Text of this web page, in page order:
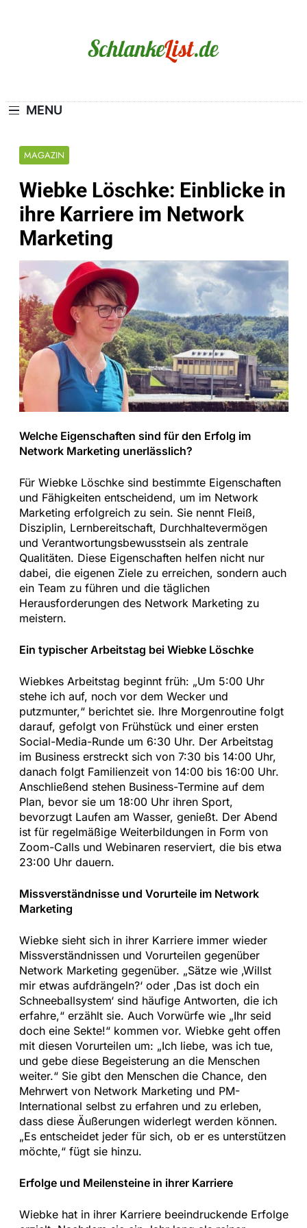
MENU
MAGAZIN
Wiebke Löschke: Einblicke in
ihre Karriere im Network
Marketing
Welche Eigenschaften sind für den Erfolg im
Network Marketing unerlässlich?
Für Wiebke Löschke sind bestimmte Eigenschaften
und Fähigkeiten entscheidend, um im Network
Marketing erfolgreich zu sein. Sie nennt Fleiß,
Disziplin, Lernbereitschaft, Durchhaltevermögen
und Verantwortungsbewusstsein als zentrale
Qualitäten. Diese Eigenschaften helfen nicht nur
dabei, die eigenen Ziele zu erreichen, sondern auch
ein Team zu führen und die täglichen
Herausforderungen des Network Marketing zu
meistern.
Ein typischer Arbeitstag bei Wiebke Löschke
Wiebkes Arbeitstag beginnt früh: „Um 5:00 Uhr
stehe ich auf, noch vor dem Wecker und
putzmunter,“ berichtet sie. Ihre Morgenroutine folgt
darauf, gefolgt von Frühstück und einer ersten
Social-Media-Runde um 6:30 Uhr. Der Arbeitstag
im Business erstreckt sich von 7:30 bis 14:00 Uhr,
danach folgt Familienzeit von 14:00 bis 16:00 Uhr.
Anschließend stehen Business-Termine auf dem
Plan, bevor sie um 18:00 Uhr ihren Sport,
bevorzugt Laufen am Wasser, genießt. Der Abend
ist für regelmäßige Weiterbildungen in Form von
Zoom-Calls und Webinaren reserviert, die bis etwa
23:00 Uhr dauern.
Missverständnisse und Vorurteile im Network
Marketing
Wiebke sieht sich in ihrer Karriere immer wieder
Missverständnissen und Vorurteilen gegenüber
Network Marketing gegenüber. „Sätze wie ‚Willst
mir etwas aufdrängeln?‘ oder ‚Das ist doch ein
Schneeballsystem‘ sind häufige Antworten, die ich
erfahre,“ erzählt sie. Auch Vorwürfe wie „Ihr seid
doch eine Sekte!“ kommen vor. Wiebke geht offen
mit diesen Vorurteilen um: „Ich liebe, was ich tue,
und gebe diese Begeisterung an die Menschen
weiter.“ Sie gibt den Menschen die Chance, den
Mehrwert von Network Marketing und PM-
International selbst zu erfahren und zu erleben,
dass diese Äußerungen widerlegt werden können.
„Es entscheidet jeder für sich, ob er es unterstützen
möchte,“ fügt sie hinzu.
Erfolge und Meilensteine in ihrer Karriere
Wiebke hat in ihrer Karriere beeindruckende Erfolge